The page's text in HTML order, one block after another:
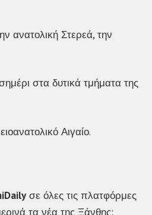
ανατολική Στερεά, την
στα δυτικά τμήματα της
Αιγαίο.
σε όλες τις πλατφόρμες
τα νέα της Ξάνθης: